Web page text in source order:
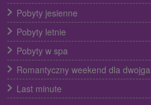
Pobyty jesienne
Pobyty letnie
Pobyty w spa
Romantyczny weekend dla dwojga
Last minute